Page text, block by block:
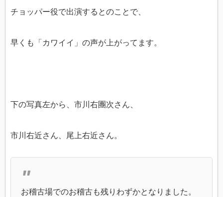
チョッパー役で出演するとのことで、
早くも「カワイイ」の声が上がってます。
下の写真左から、市川右團次さん、
市川右近さん、尾上右近さん。
お稽古場でのお稽古も残りわずかとなりました。